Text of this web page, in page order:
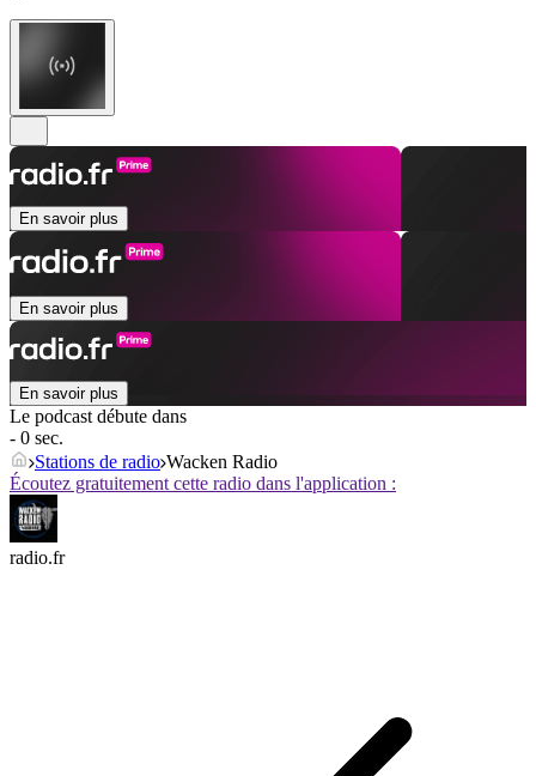
En savoir plus
En savoir plus
En savoir plus
Le podcast débute dans
- 0 sec.
Stations de radio Wacken Radio
Écoutez gratuitement cette radio dans l'application :
radio.fr